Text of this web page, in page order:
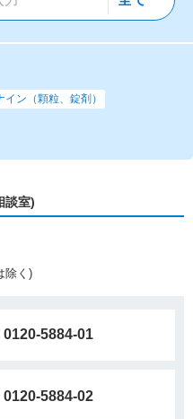
イン（顆粒、錠剤）
談室)
除く)
0120-5884-01
0120-5884-02